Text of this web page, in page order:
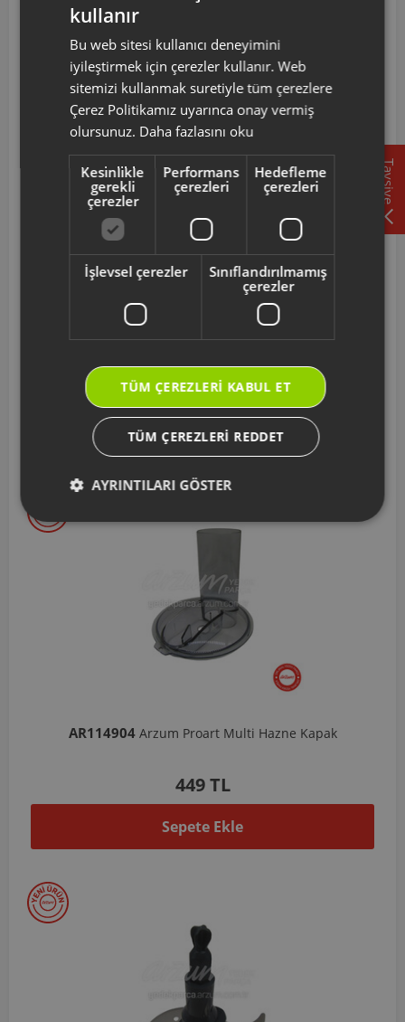
Sepete Ekle
AR114905Arzum Proart Multi İtici Yuvası
469 TL
Sepete Ekle
AR114904Arzum Proart Multi Hazne Kapak
449 TL
Sepete Ekle
Tavsiye
kullanır
Bu web sitesi kullanıcı deneyimini
iyileştirmek için çerezler kullanır. Web
sitemizi kullanmak suretiyle tüm çerezlere
Çerez Politikamız uyarınca onay vermiş
olursunuz. Daha fazlasını oku
Kesinlikle
gerekli
çerezler
Performans
çerezleri
Hedefleme
çerezleri
İşlevsel çerezler
Sınıflandırılmamış
çerezler
TÜM ÇEREZLERI KABUL ET
TÜM ÇEREZLERI REDDET
AYRINTILARI GÖSTER